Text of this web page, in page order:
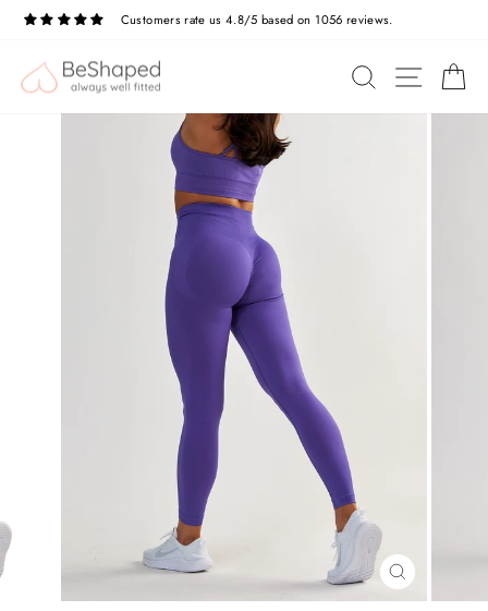
Direkt
zum
Customers rate us 4.8/5 based on 1056 reviews.
SUCHE
ESC)